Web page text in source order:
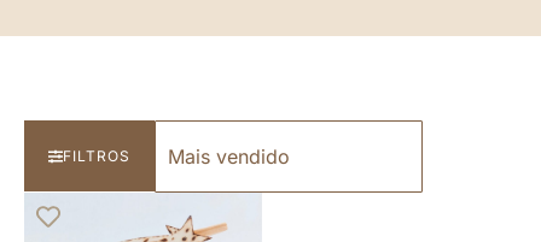
FILTROS